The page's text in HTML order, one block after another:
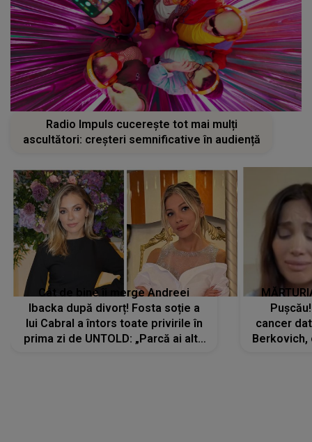
Radio Impuls cucerește tot mai mulți
ascultători: creșteri semnificative în audiență
Cât de bine îi merge Andreei
Ibacka după divorț! Fosta soție a
lui Cabral a întors toate privirile în
prima zi de UNTOLD: „Parcă ai altă
cancer
Berkovich,